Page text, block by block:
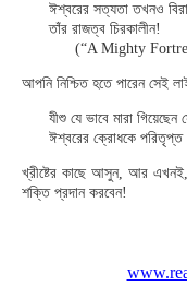
ঈশ্বরের সত্যতা তখনও
তাঁর রাজত্ব চিরকালীন!
(“A Mighty
আপনি নিশ্চিত হতে পারেন সেই
যীশু যে ভাবে মারা
ঈশ্বরের ক্রোধকে পরিতৃপ্ত
খ্রীষ্টের কাছে আসুন, আর
শক্তি প্রদান করবেন!